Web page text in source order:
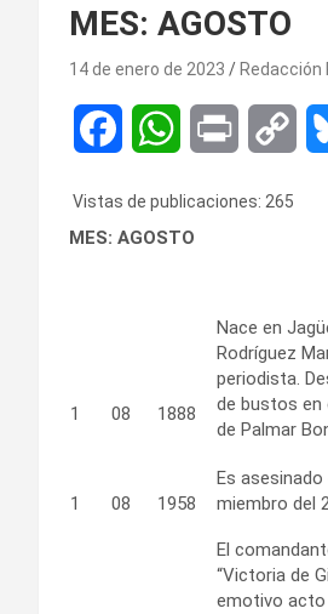
MES: AGOSTO
14 de enero de 2023 Redacción
c
o
a
p
t L
n
Vistas de publicaciones: 265
MES: AGOSTO
1 08 1888
Nace en
Rodríguez
periodista.
de bustos en
de Palmar
1 08 1958
Es
miembro del
El
“Victoria de
emotivo acto